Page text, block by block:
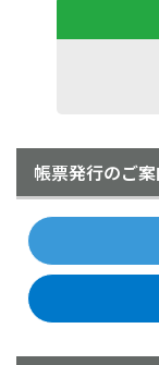
帳票発行のご